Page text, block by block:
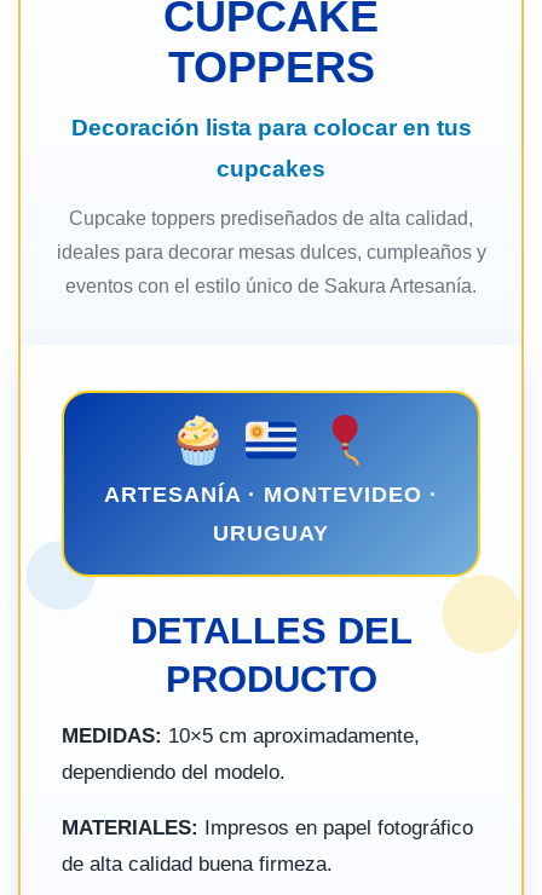
CUPCAKE
TOPPERS
Decoración lista para colocar en tus
cupcakes
Cupcake toppers prediseñados de alta calidad,
ideales para decorar mesas dulces, cumpleaños y
eventos con el estilo único de Sakura Artesanía.
ARTESANÍA · MONTEVIDEO ·
URUGUAY
DETALLES DEL
PRODUCTO
MEDIDAS: 10×5 cm aproximadamente,
dependiendo del modelo.
MATERIALES:
Impresos en papel fotográfico
de alta calidad buena firmeza.